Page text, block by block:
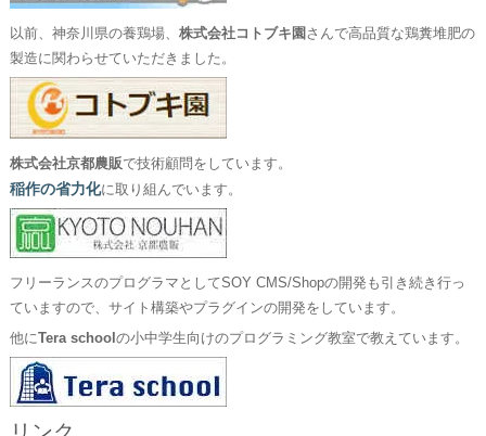
以前、神奈川県の養鶏場、 株式会社コトブキ園 さんで高品質な鶏糞堆肥の
製造に関わらせていただきました。
株式会社京都農販で技術顧問をしています。
稲作の省力化に取り組んでいます。
フリーランスのプログラマとしてSOY CMS/Shopの開発も引き続き行っ
ていますので、サイト構築やプラグインの開発をしています。
他にTera school の小中学生向けのプログラミング教室で教えています。